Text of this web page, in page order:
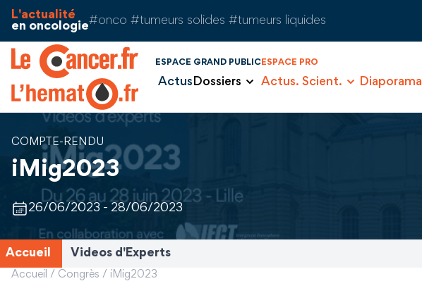
Aller au contenu
L'actualité
en oncologie#onco #tumeurs solides #tumeurs liquides
ESPACE GRAND PUBLIC
ActusDossiers
ESPACE PRO
Actus. Scient. Diaporama
COMPTE-RENDU
iMig2023
26/06/2023 - 28/06/2023
Accueil Videos d'Experts
Accueil / Congrès / iMig2023
Panneau de gestion des cookies